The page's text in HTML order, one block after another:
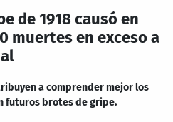
de 1918 causó en
muertes en exceso a
a comprender mejor los
futuros brotes de gripe.